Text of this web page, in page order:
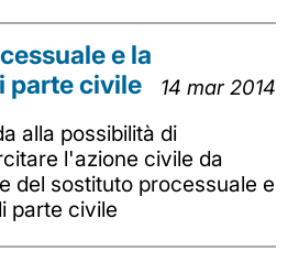
e la
parte civile
14 mar 2014
alla possibilità di
l'azione civile da
del sostituto processuale e
parte civile